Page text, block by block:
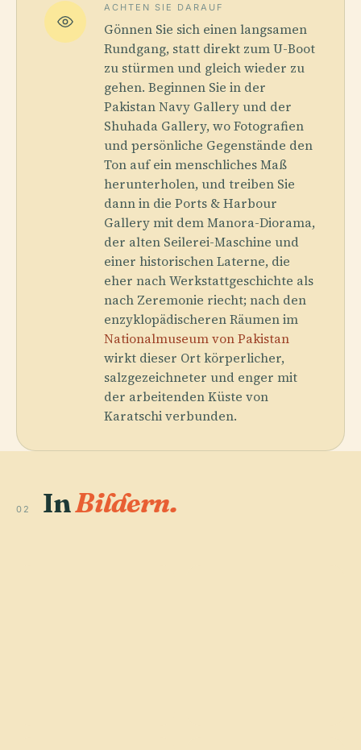
ACHTEN SIE DARAUF
Gönnen Sie sich einen langsamen
Rundgang, statt direkt zum U-Boot
zu stürmen und gleich wieder zu
gehen. Beginnen Sie in der
Pakistan Navy Gallery und der
Shuhada Gallery, wo Fotografien
und persönliche Gegenstände den
Ton auf ein menschliches Maß
herunterholen, und treiben Sie
dann in die Ports & Harbour
Gallery mit dem Manora-Diorama,
der alten Seilerei-Maschine und
einer historischen Laterne, die
eher nach Werkstattgeschichte als
nach Zeremonie riecht; nach den
enzyklopädischeren Räumen im
Nationalmuseum von Pakistan
wirkt dieser Ort körperlicher,
salzgezeichneter und enger mit
der arbeitenden Küste von
Karatschi verbunden.
02 InBildern.